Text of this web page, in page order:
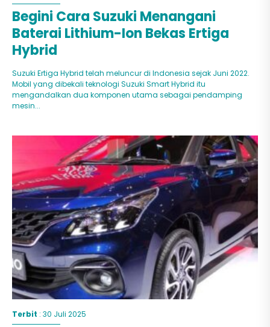
Begini Cara Suzuki Menangani
Baterai Lithium-Ion Bekas Ertiga
Hybrid
Suzuki Ertiga Hybrid telah meluncur di Indonesia sejak Juni 2022.
Mobil yang dibekali teknologi Suzuki Smart Hybrid itu
mengandalkan dua komponen utama sebagai pendamping
mesin...
Terbit : 30 Juli 2025